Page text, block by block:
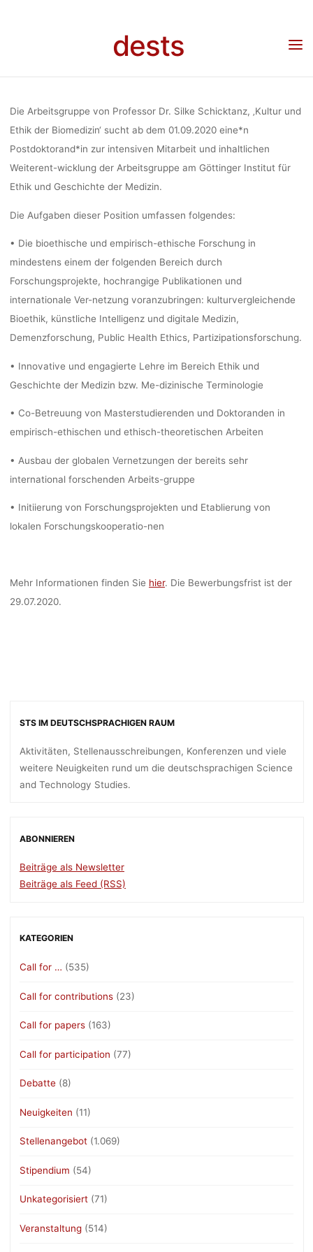
dests
AN DEM
ETHIK
Anja Klein
Stellenangebot: Wissenschaftliche*n Mitarbeiter*in (w/m/d)
an dem Institut für Ethik und Geschichte der Medizin der Universitätsmedizin
Die Arbeitsgruppe von Professor Dr. Silke Schicktanz, ‚Kultur und
Ethik der Biomedizin‘ sucht ab dem 01.09.2020 eine*n
Postdoktorand*in zur intensiven Mitarbeit und inhaltlichen
Weiterent-wicklung der Arbeitsgruppe am Göttinger Institut für
Ethik und Geschichte der Medizin.
Die Aufgaben dieser Position umfassen folgendes:
• Die bioethische und empirisch-ethische Forschung in
mindestens einem der folgenden Bereich durch
Forschungsprojekte, hochrangige Publikationen und
internationale Ver-netzung voranzubringen: kulturvergleichende
Bioethik, künstliche Intelligenz und digitale Medizin,
Demenzforschung, Public Health Ethics, Partizipationsforschung.
• Innovative und engagierte Lehre im Bereich Ethik und
Geschichte der Medizin bzw. Me-dizinische Terminologie
• Co-Betreuung von Masterstudierenden und Doktoranden in
empirisch-ethischen und ethisch-theoretischen Arbeiten
• Ausbau der globalen Vernetzungen der bereits sehr
international forschenden Arbeits-gruppe
• Initiierung von Forschungsprojekten und Etablierung von
lokalen Forschungskooperatio-nen
Mehr Informationen finden Sie hier. Die Bewerbungsfrist ist der
29.07.2020.
STS IM DEUTSCHSPRACHIGEN RAUM
Aktivitäten, Stellenausschreibungen, Konferenzen und viele
weitere Neuigkeiten rund um die deutschsprachigen Science
and Technology Studies.
ABONNIEREN
Beiträge als Newsletter
Beiträge als Feed (RSS)
KATEGORIEN
Call for … (535)
Call for contributions (23)
Call for papers (163)
Call for participation (77)
Debatte (8)
Neuigkeiten (11)
Stellenangebot (1.069)
Stipendium (54)
Unkategorisiert (71)
Veranstaltung (514)